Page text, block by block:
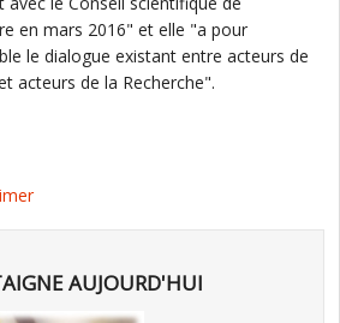
en mars 2016" et elle "a pour
le dialogue existant entre acteurs de
acteurs de la Recherche".
AUJOURD'HUI